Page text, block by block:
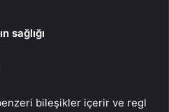
sağlığı
bileşikler içerir ve regl